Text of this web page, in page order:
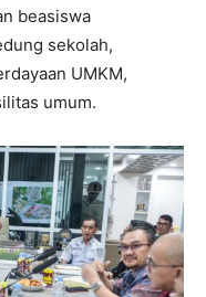
beasiswa
sekolah,
UMKM,
umum.